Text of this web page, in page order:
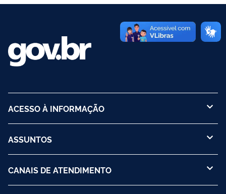
ACESSO À INFORMAÇÃO
ASSUNTOS
CANAIS DE ATENDIMENTO